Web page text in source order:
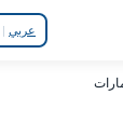
عربي |